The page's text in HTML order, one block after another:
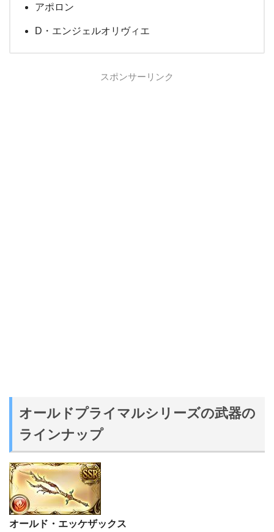
アポロン
D・エンジェルオリヴィエ
スポンサーリンク
オールドプライマルシリーズの武器の
ラインナップ
オールド・エッケザックス